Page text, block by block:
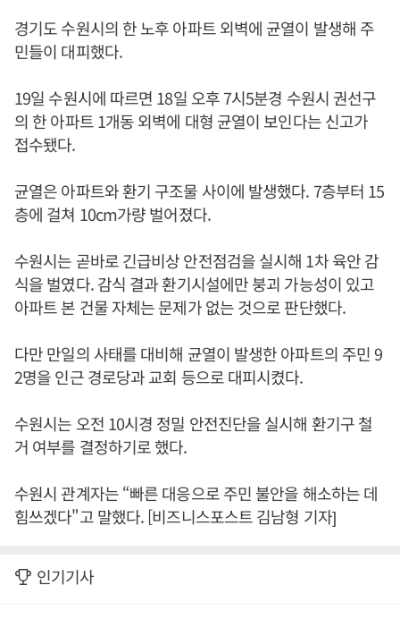
경기도 수원시의 한 노후 아파트 외벽에 균열이 발생해 주
민들이 대피했다.
19일 수원시에 따르면 18일 오후 7시5분경 수원시 권선구
의 한 아파트 1개동 외벽에 대형 균열이 보인다는 신고가
접수됐다.
균열은 아파트와 환기 구조물 사이에 발생했다. 7층부터 15
층에 걸쳐 10cm가량 벌어졌다.
수원시는 곧바로 긴급비상 안전점검을 실시해 1차 육안 감
식을 벌였다. 감식 결과 환기시설에만 붕괴 가능성이 있고
아파트 본 건물 자체는 문제가 없는 것으로 판단했다.
다만 만일의 사태를 대비해 균열이 발생한 아파트의 주민 9
2명을 인근 경로당과 교회 등으로 대피시켰다.
수원시는 오전 10시경 정밀 안전진단을 실시해 환기구 철
거 여부를 결정하기로 했다.
수원시 관계자는 “빠른 대응으로 주민 불안을 해소하는 데
힘쓰겠다"고 말했다. [비즈니스포스트 김남형 기자]
인기기사